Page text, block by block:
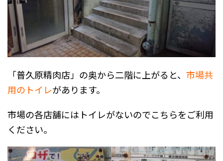
「普久原精肉店」の奥から二階に上がると、 市場共
用のトイレがあります。
市場の各店舗にはトイレがないのでこちらをご利用
ください。